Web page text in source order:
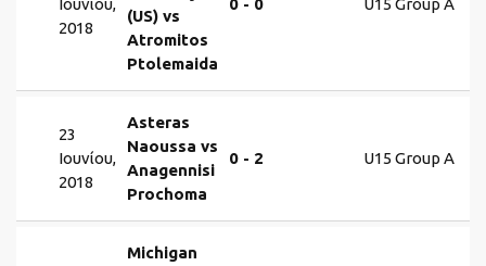
Ιουνίου,
2018
(US) vs
Atromitos
Ptolemaida
0 - 0 U15 Group A
23
Ιουνίου,
2018
Asteras
Naoussa vs
Anagennisi
Prochoma
0 - 2 U15 Group A
Michigan